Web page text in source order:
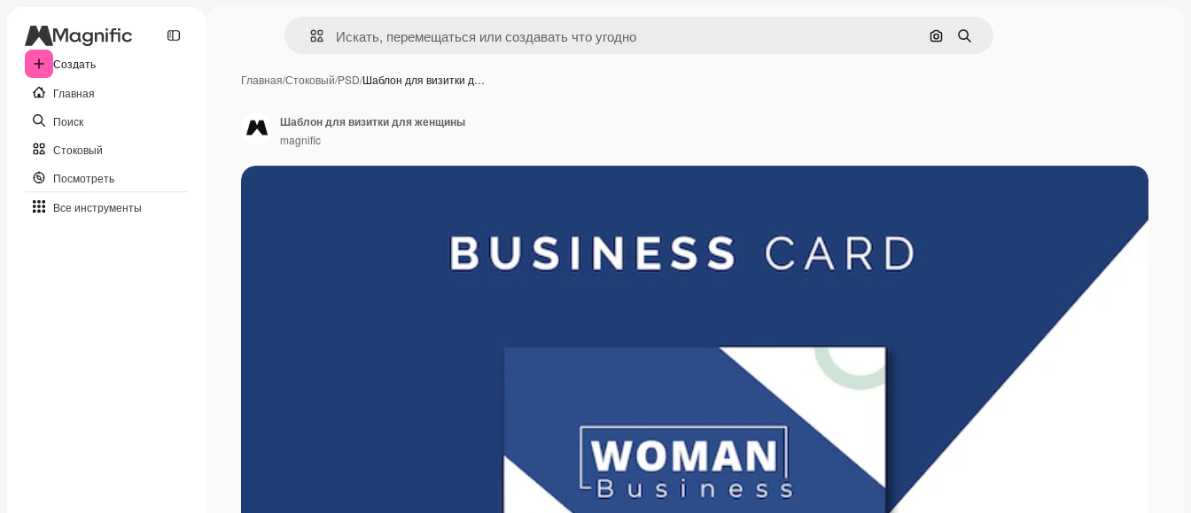
Создать
Главная
Поиск
Стоковый
Посмотреть
Все инструменты
Поиск по изображению
Поиск
Главная/Стоковый/PSD/Шаблон для визитки д…
Шаблон для визитки для женщины
magnific